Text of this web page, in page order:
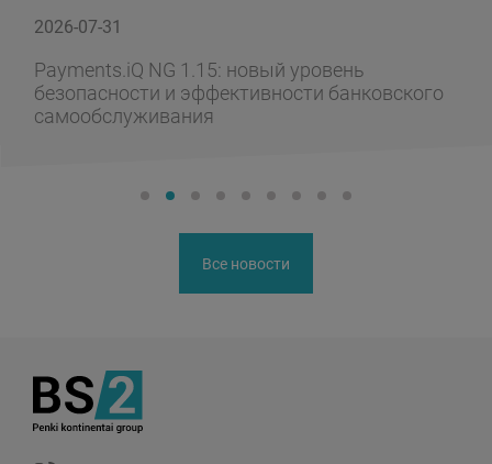
2026-07-31
Payments.iQ NG 1.15: новый уровень
безопасности и эффективности банковского
самообслуживания
Все новости